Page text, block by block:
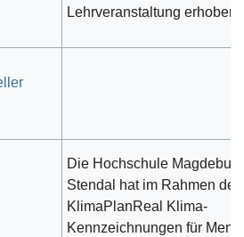
Lehrveranstaltung erhoben.
Die Hochschule
Stendal hat im Rahmen des
KlimaPlanReal Klima-
Kennzeichnungen für